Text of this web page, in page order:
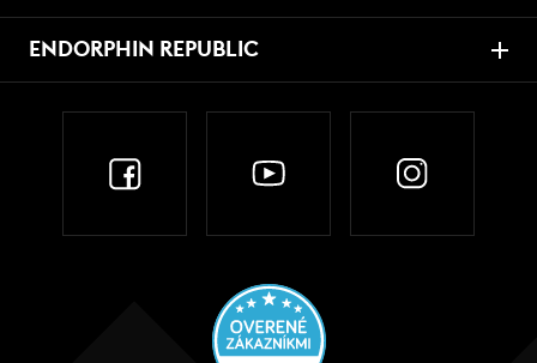
ENDORPHIN REPUBLIC